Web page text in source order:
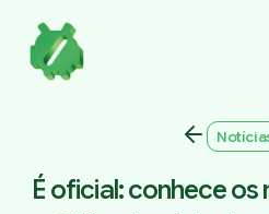
É oficial: conhece os